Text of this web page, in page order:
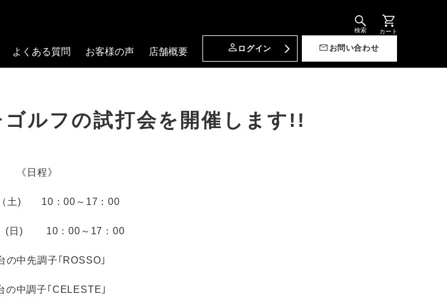
検索 カート
よくある質問 お客様の声 店舗概要 ログイン お問い合わせ
の試打会を開催します!!
《日程》
土) 10：00～17：00
) 10：00～17：00
の中先調子｢ROSSO｣
の中調子｢CELESTE｣